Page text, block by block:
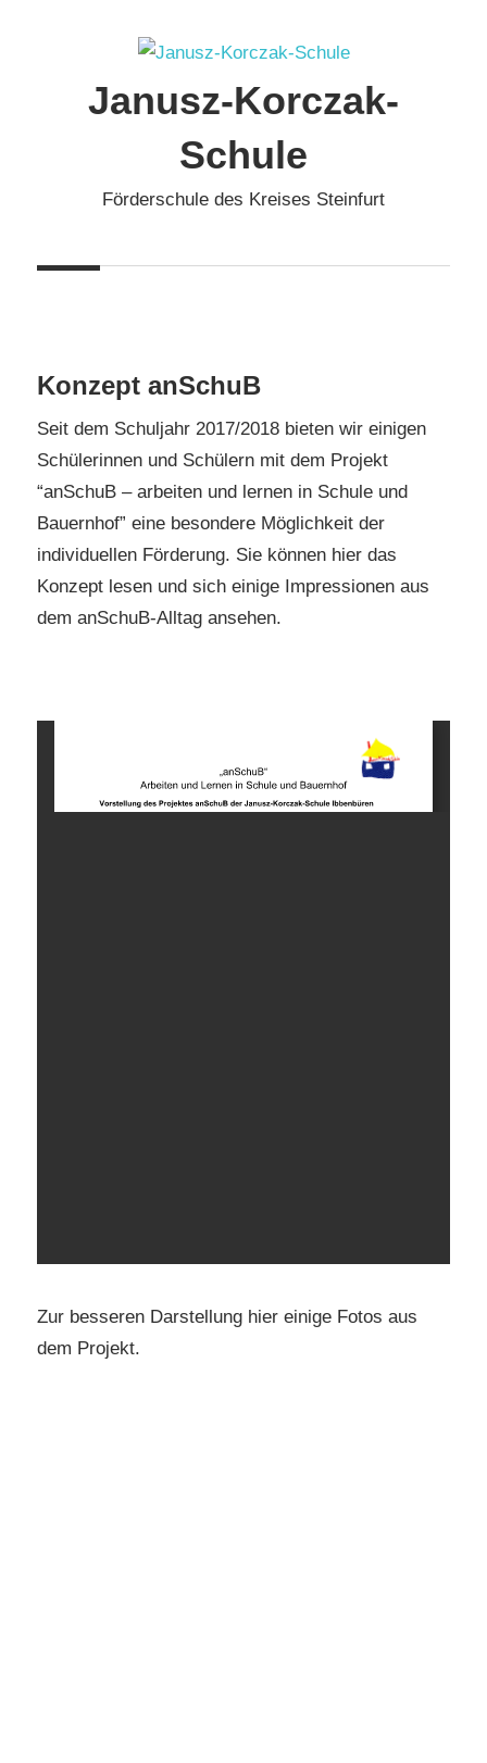
Janusz-Korczak-
Schule
Förderschule des Kreises Steinfurt
Konzept anSchuB
Seit dem Schuljahr 2017/2018 bieten wir einigen
Schülerinnen und Schülern mit dem Projekt
“anSchuB – arbeiten und lernen in Schule und
Bauernhof” eine besondere Möglichkeit der
individuellen Förderung. Sie können hier das
Konzept lesen und sich einige Impressionen aus
dem anSchuB-Alltag ansehen.
Zur besseren Darstellung hier einige Fotos aus
dem Projekt.